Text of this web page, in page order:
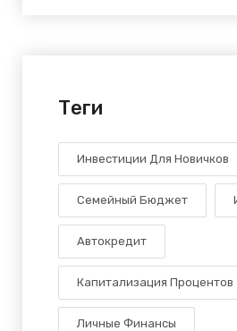
Теги
Инвестиции Для Новичков
Семейный Бюджет
Автокредит
Капитализация Процентов
Личные Финансы